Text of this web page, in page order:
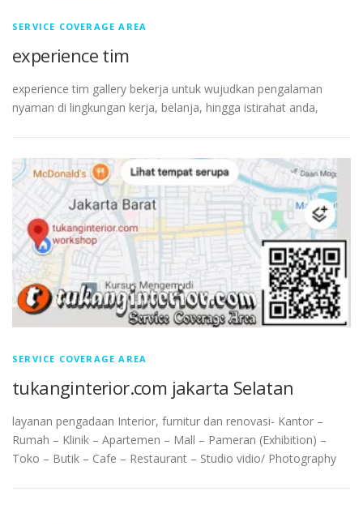
SERVICE COVERAGE AREA
experience tim
experience tim gallery bekerja untuk wujudkan pengalaman
nyaman di lingkungan kerja, belanja, hingga istirahat anda,
SERVICE COVERAGE AREA
tukanginterior.com jakarta Selatan
layanan pengadaan Interior, furnitur dan renovasi- Kantor –
Rumah – Klinik – Apartemen – Mall – Pameran (Exhibition) –
Toko – Butik – Cafe – Restaurant – Studio vidio/ Photography